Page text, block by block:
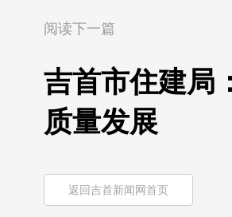
阅读下一篇
吉首市住建局
质量发展
返回吉首新闻网首页